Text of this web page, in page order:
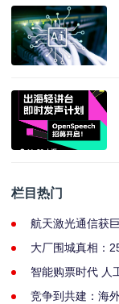
栏目热门
航天激光通信获
大厂围城真相：
智能购票时代 人
竞争到共建：海